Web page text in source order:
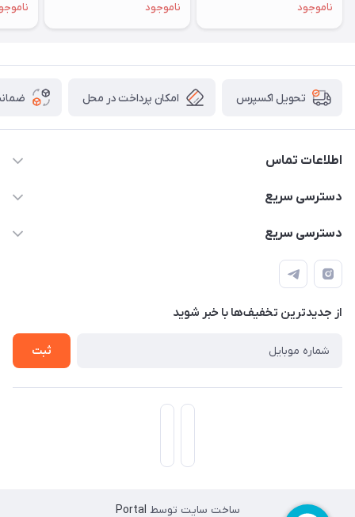
ناموجود ناموجود
تحویل اکسپرس امکان پرداخت در محل
اطلاعات تماس
۰۹۳۵۶۰۴۰۳۶۵
سیمای ورزش
دسترسی سریع
اسکیت فلایینگ ایگل
اسکیت دخترانه
دسترسی سریع
اسکوتر برقی دخترانه
اسکیت روسز
اسکوتر
از جدید‌ترین تخفیف‌ها با‌ خبر شوید
ثبت
ساخت سایت توسط Portal